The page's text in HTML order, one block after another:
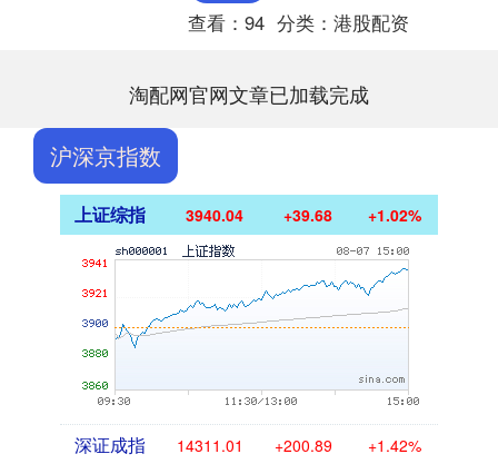
查看： 94 分类： 港股配资
淘配网官网文章已加载完成
沪深京指数
上证综指 3940.04 +39.68 +1.02%
深证成指 14311.01 +200.89 +1.42%